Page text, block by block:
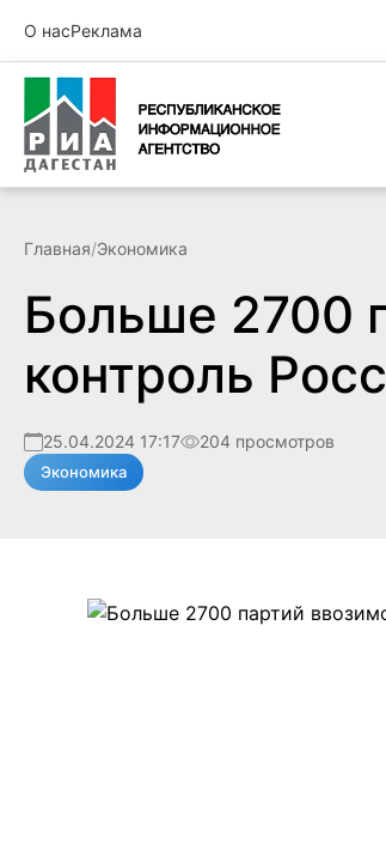
О насРеклама
Главная/Экономика
Больше 2700
контроль
25.04.2024 17:17 204 просмотров
Экономика